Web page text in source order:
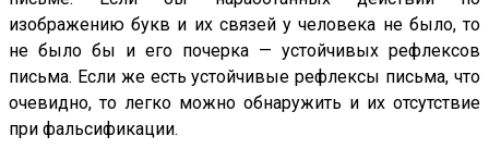
изображению букв и их связей у человека не было, то
не было бы и его почерка — устойчивых рефлексов
письма. Если же есть устойчивые рефлексы письма, что
очевидно, то легко можно обнаружить и их отсутствие
при фальсификации.